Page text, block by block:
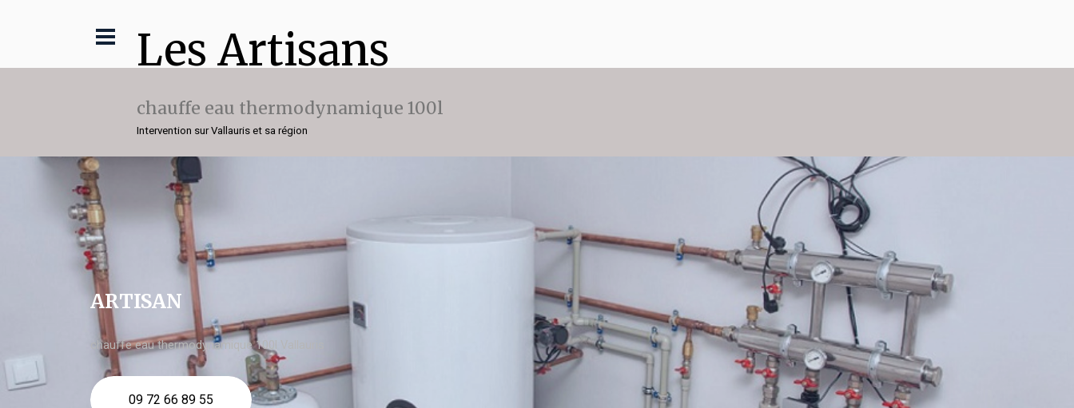
Les Artisans
chauffe eau thermodynamique 100l
Intervention sur Vallauris et sa région
ARTISAN
chauffe eau thermodynamique 100l Vallauris
09 72 66 89 55